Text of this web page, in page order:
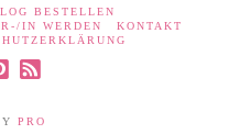
BESTELLEN
IN WERDEN
KONTAKT
PRO